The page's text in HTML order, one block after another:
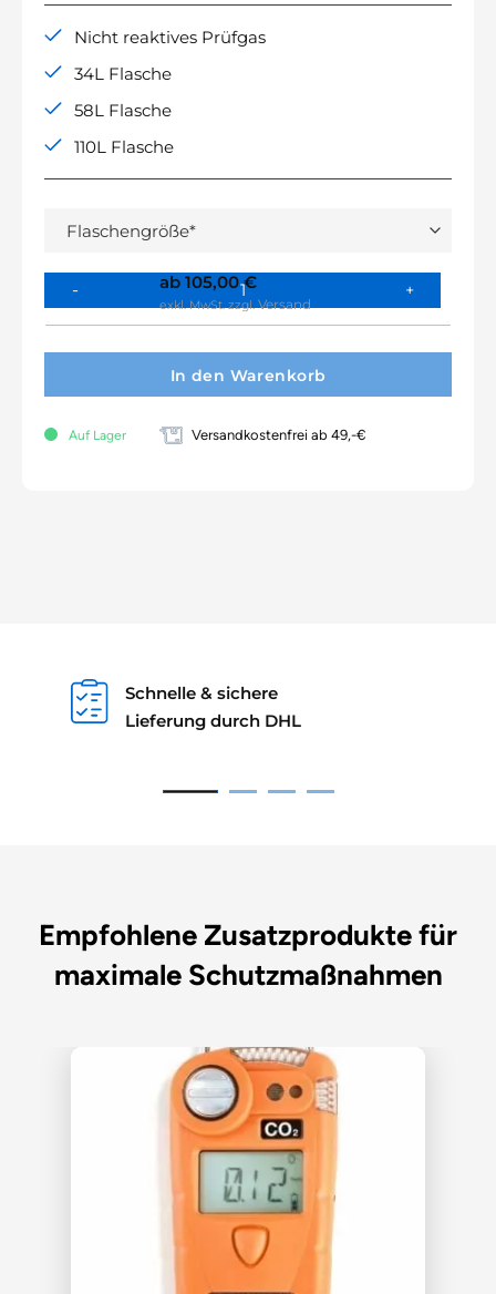
Nicht reaktives Prüfgas
34L Flasche
58L Flasche
110L Flasche
ab 105,00€
exkl. MwSt. zzgl.Versand
In den Warenkorb
Auf Lager Versandkostenfrei ab 49,-€
Schnelle & sichere
Lieferung durch DHL
Empfohlene Zusatzprodukte für
maximale Schutzmaßnahmen